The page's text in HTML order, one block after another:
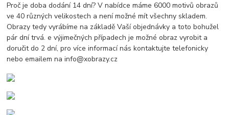
Proč je doba dodání 14 dní? V nabídce máme 6000 motivů obrazů
ve 40 různých velikostech a není možné mít všechny skladem.
Obrazy tedy vyrábíme na základě Vaší objednávky a toto bohužel
pár dní trvá. e výjimečných případech je možné obraz vyrobit a
doručit do 2 dní, pro více informací nás kontaktujte telefonicky
nebo emailem na info@xobrazy.cz